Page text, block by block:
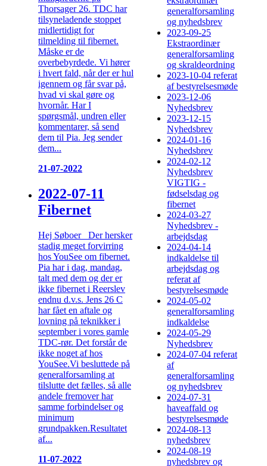
Thorsager 26. TDC har
tilsyneladende stoppet
midlertidigt for
tilmelding til fibernet.
Måske er de
overbebyrdede. Vi hører
i hvert fald, når der er hul
igennem og får svar på,
hvad vi skal gøre og
hvornår. Har I
spørgsmål, undren eller
kommentarer, så send
dem til Pia. Jeg sender
dem...
21-07-2022
2022-07-11
Fibernet
Hej Søboer Der hersker
stadig meget forvirring
hos YouSee om fibernet.
Pia har i dag, mandag,
talt med dem og der er
ikke fibernet i Reerslev
endnu d.v.s. Jens 26 C
har fået en aftale og
lovning på teknikker i
september i vores gamle
TDC-rør. Det forstår de
ikke noget af hos
YouSee.Vi besluttede på
generalforsamling at
tilslutte det fælles, så alle
andele fremover har
samme forbindelser og
minimum
grundpakken.Resultatet
af...
11-07-2022
generalforsamling
og nyhedsbrev
2023-09-25
Ekstraordinær
generalforsamling
og skraldeordning
2023-10-04 referat
af bestyrelsesmøde
2023-12-06
Nyhedsbrev
2023-12-15
Nyhedsbrev
2024-01-16
Nyhedsbrev
2024-02-12
Nyhedsbrev
VIGTIG -
fødselsdag og
fibernet
2024-03-27
Nyhedsbrev -
arbejdsdag
2024-04-14
indkaldelse til
arbejdsdag og
referat af
bestyrelsesmøde
2024-05-02
generalforsamling
indkaldelse
2024-05-29
Nyhedsbrev
2024-07-04 referat
af
generalforsamling
og nyhedsbrev
2024-07-31
haveaffald og
bestyrelsesmøde
2024-08-13
nyhedsbrev
2024-08-19
nyhedsbrev og